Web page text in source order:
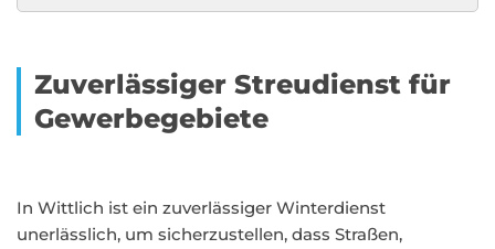
Zuverlässiger Streudienst für
Gewerbegebiete
In Wittlich ist ein zuverlässiger Winterdienst
unerlässlich, um sicherzustellen, dass Straßen,